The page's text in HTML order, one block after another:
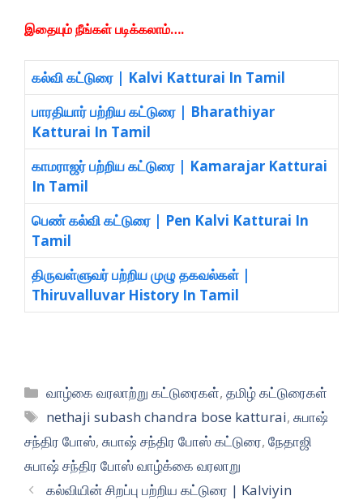
இதையும் நீங்கள் படிக்கலாம்….
கல்வி கட்டுரை | Kalvi Katturai In Tamil
பாரதியார் பற்றிய கட்டுரை | Bharathiyar
Katturai In Tamil
காமராஜர் பற்றிய கட்டுரை | Kamarajar Katturai
In Tamil
பெண் கல்வி கட்டுரை | Pen Kalvi Katturai In
Tamil
திருவள்ளுவர் பற்றிய முழு தகவல்கள் |
Thiruvalluvar History In Tamil
Categories
வாழ்கை வரலாற்று கட்டுரைகள்,தமிழ் கட்டுரைகள்
Tags
nethaji subash chandra bose katturai,சுபாஷ்
சந்திர போஸ், சுபாஷ் சந்திர போஸ் கட்டுரை, நேதாஜி
சுபாஷ் சந்திர போஸ் வாழ்க்கை வரலாறு
கல்வியின் சிறப்பு பற்றிய கட்டுரை | Kalviyin